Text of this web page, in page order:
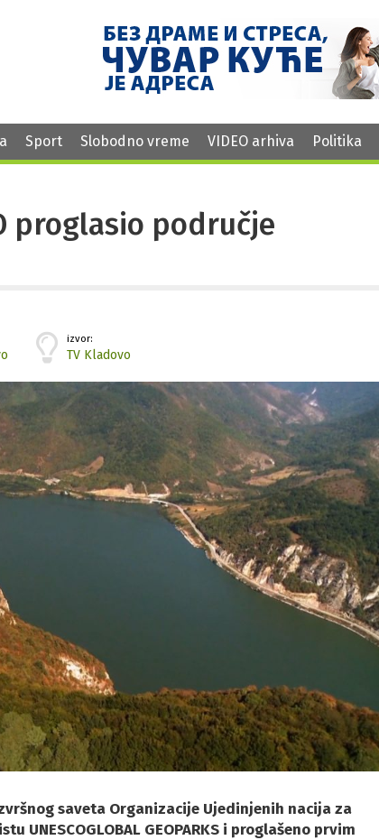
Sport Slobodno vreme VIDEO arhiva Politika
proglasio područje
izvor:
TV Kladovo
saveta Organizacije Ujedinjenih nacija za
GEOPARKS i proglašeno prvim